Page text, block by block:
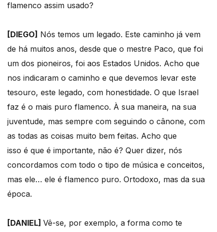
flamenco assim usado?
[DIEGO] Nós temos um legado. Este caminho já vem
de há muitos anos, desde que o mestre Paco, que foi
um dos pioneiros, foi aos Estados Unidos. Acho que
nos indicaram o caminho e que devemos levar este
tesouro, este legado, com honestidade. O que Israel
faz é o mais puro flamenco. À sua maneira, na sua
juventude, mas sempre com seguindo o cânone, com
as todas as coisas muito bem feitas. Acho que
isso é que é importante, não é? Quer dizer, nós
concordamos com todo o tipo de música e conceitos,
mas ele… ele é flamenco puro. Ortodoxo, mas da sua
época.
[DANIEL] Vê-se, por exemplo, a forma como te